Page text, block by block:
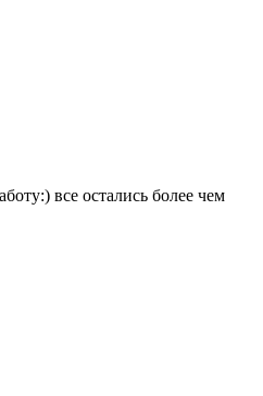
все остались более чем